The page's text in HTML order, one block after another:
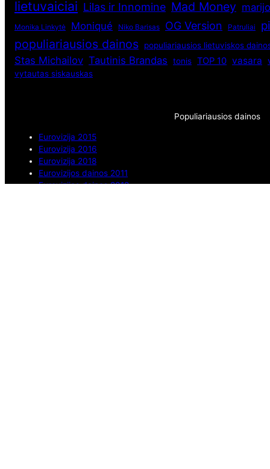
lietuvaiciai Lilas ir Innomine Mad Money
Monika Linkytė Moniqué Niko Barisas OG Version Patruliai
populiariausios dainos populiariausios lietuviskos
Stas Michailov Tautinis Brandas tonis TOP 10 vasara
vytautas siskauskas
Populiariausios dainos
Eurovizija 2015
Eurovizija 2016
Eurovizija 2018
Eurovizijos dainos 2011
Eurovizijos dainos 2012